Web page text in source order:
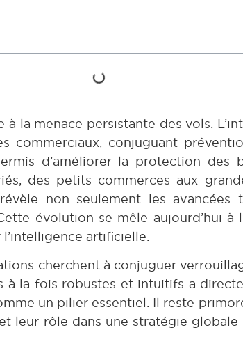
la menace persistante des vols.
commerciaux, conjuguant
d’améliorer la protection des
des petits commerces aux
non seulement les avancées
évolution se mêle aujourd’hui à
artificielle.
cherchent à conjuguer
à la fois robustes et intuitifs a
un pilier essentiel. Il reste
leur rôle dans une stratégie